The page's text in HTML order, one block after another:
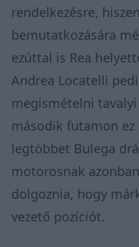
rendelkezésre,
bemutatkozására
ezúttal is Rea
Andrea Locatelli
megismételni
második futamon
legtöbbet Bulega
motorosnak
dolgoznia, hogy
vezető pozíciót.